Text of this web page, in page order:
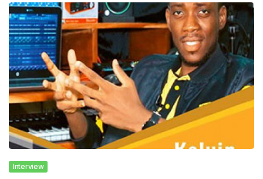
Interview